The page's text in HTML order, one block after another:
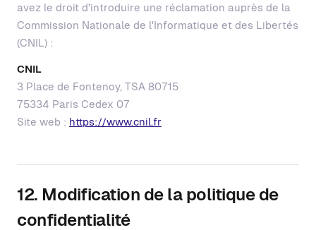
avez le droit d'introduire une réclamation auprès de la
Commission Nationale de l'Informatique et des Libertés
(CNIL) :
CNIL
3 Place de Fontenoy, TSA 80715
75334 Paris Cedex 07
Site web : https://www.cnil.fr
12. Modification de la politique de
confidentialité